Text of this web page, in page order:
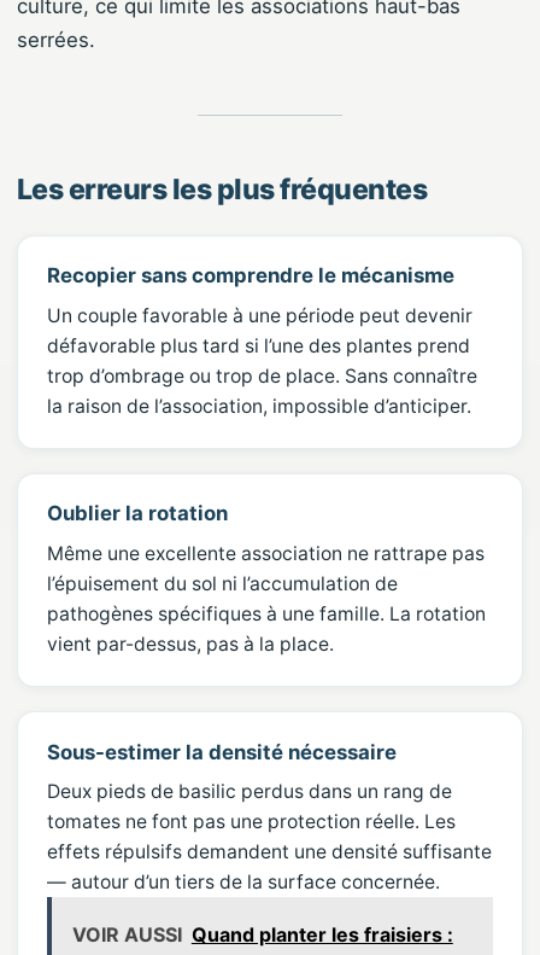
culture, ce qui limite les associations haut-bas
serrées.
Les erreurs les plus fréquentes
Recopier sans comprendre le mécanisme
Un couple favorable à une période peut devenir
défavorable plus tard si l’une des plantes prend
trop d’ombrage ou trop de place. Sans connaître
la raison de l’association, impossible d’anticiper.
Oublier la rotation
Même une excellente association ne rattrape pas
l’épuisement du sol ni l’accumulation de
pathogènes spécifiques à une famille. La rotation
vient par-dessus, pas à la place.
Sous-estimer la densité nécessaire
Deux pieds de basilic perdus dans un rang de
tomates ne font pas une protection réelle. Les
effets répulsifs demandent une densité suffisante
— autour d’un tiers de la surface concernée.
VOIR AUSSI Quand planter les fraisiers :